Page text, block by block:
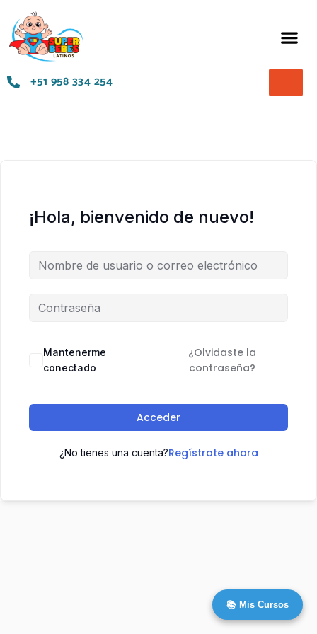
+51 958 334 254
¡Hola, bienvenido de nuevo!
Mantenerme
conectado
¿Olvidaste la
contraseña?
Acceder
¿No tienes una cuenta?Regístrate ahora
📚 Mis Cursos